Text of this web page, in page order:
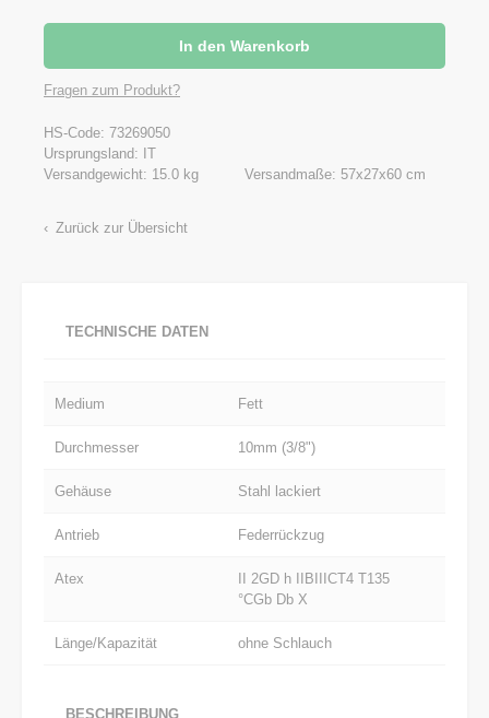
Fragen zum Produkt?
HS-Code: 73269050
Ursprungsland: IT
Versandgewicht: 15.0 kg
Versandmaße: 57x27x60 cm
Zurück zur Übersicht
TECHNISCHE DATEN
Medium Fett
Durchmesser 10mm (3/8")
Gehäuse Stahl lackiert
Antrieb Federrückzug
Atex
II 2GD h IIBIIICT4 T135
°CGb Db X
Länge/Kapazität ohne Schlauch
BESCHREIBUNG